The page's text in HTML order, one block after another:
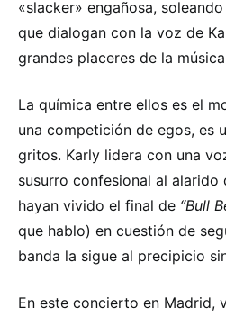
«slacker» engañosa,
que dialogan con la voz de
grandes placeres de la
La química entre ellos es el
una competición de egos, es
gritos. Karly lidera con una
susurro confesional al alarido
hayan vivido el final de “Bull
que hablo) en cuestión de
banda la sigue al precipicio
En este concierto en Madrid,